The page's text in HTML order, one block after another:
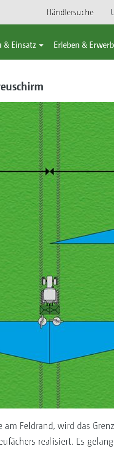
Händlersuche
& Einsatz Erleben &
am Feldrand, wird das
realisiert. Es